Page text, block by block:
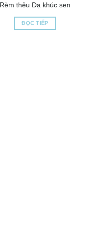
Rèm thêu Dạ khúc sen
ĐỌC TIẾP